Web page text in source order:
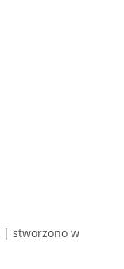
| stworzono w